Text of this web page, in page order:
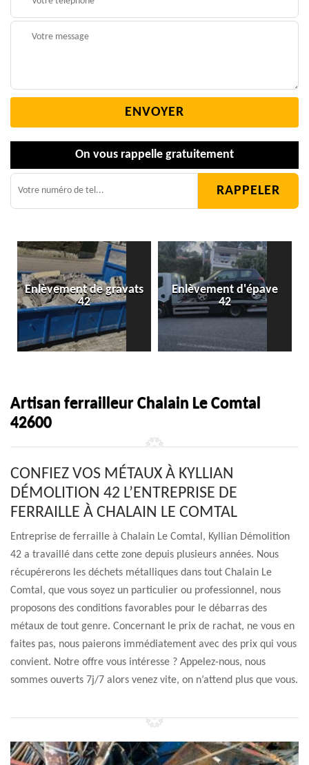
On vous rappelle gratuitement
Enlèvement de gravats
42
Enlèvement d'épave
42
Artisan ferrailleur Chalain Le Comtal
42600
CONFIEZ VOS MÉTAUX À KYLLIAN
DÉMOLITION 42 L’ENTREPRISE DE
FERRAILLE À CHALAIN LE COMTAL
Entreprise de ferraille à Chalain Le Comtal, Kyllian Démolition
42 a travaillé dans cette zone depuis plusieurs années. Nous
récupérerons les déchets métalliques dans tout Chalain Le
Comtal, que vous soyez un particulier ou professionnel, nous
proposons des conditions favorables pour le débarras des
métaux de tout genre. Concernant le prix de rachat, ne vous en
faites pas, nous paierons immédiatement avec des prix qui vous
convient. Notre offre vous intéresse ? Appelez-nous, nous
sommes ouverts 7j/7 alors venez vite, on n’attend plus que vous.